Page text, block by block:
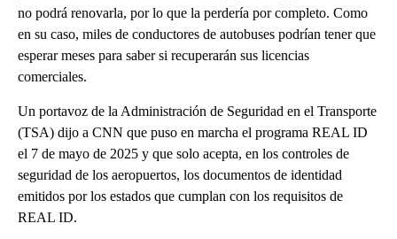
no podrá renovarla, por lo que la perdería por completo. Como
en su caso, miles de conductores de autobuses podrían tener que
esperar meses para saber si recuperarán sus licencias
comerciales.
Un portavoz de la Administración de Seguridad en el Transporte
(TSA) dijo a CNN que puso en marcha el programa REAL ID
el 7 de mayo de 2025 y que solo acepta, en los controles de
seguridad de los aeropuertos, los documentos de identidad
emitidos por los estados que cumplan con los requisitos de
REAL ID.